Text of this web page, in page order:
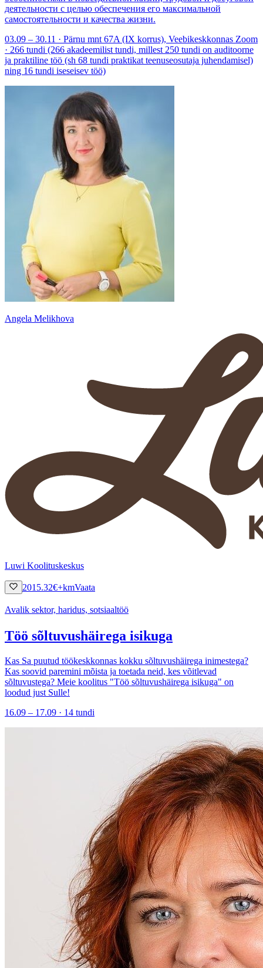
деятельности с целью обеспечения его максимальной
самостоятельности и качества жизни.
03.09 – 30.11 · Pärnu mnt 67A (IX korrus), Veebikeskkonnas Zoom
· 266 tundi (266 akadeemilist tundi, millest 250 tundi on auditoorne
ja praktiline töö (sh 68 tundi praktikat teenuseosutaja juhendamisel)
ning 16 tundi iseseisev töö)
Angela Melikhova
Luwi Koolituskeskus
2015.32€+kmVaata
Avalik sektor, haridus, sotsiaaltöö
Töö sõltuvushäirega isikuga
Kas Sa puutud töökeskkonnas kokku sõltuvushäirega inimestega?
Kas soovid paremini mõista ja toetada neid, kes võitlevad
sõltuvustega? Meie koolitus "Töö sõltuvushäirega isikuga" on
loodud just Sulle!
16.09 – 17.09 · 14 tundi